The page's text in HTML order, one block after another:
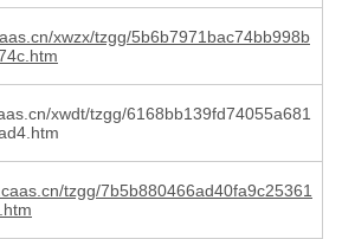
xwzx/tzgg/5b6b7971bac74bb998b
xwdt/tzgg/6168bb139fd74055a681
tzgg/7b5b880466ad40fa9c25361